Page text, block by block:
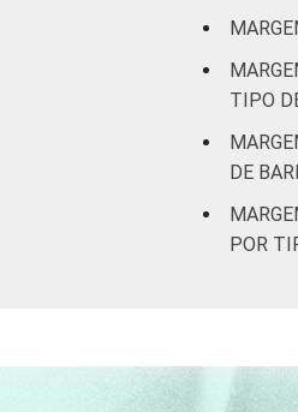
¹ Base:
2.0 (C, F,
Fonte:
TIPO
DE
POR